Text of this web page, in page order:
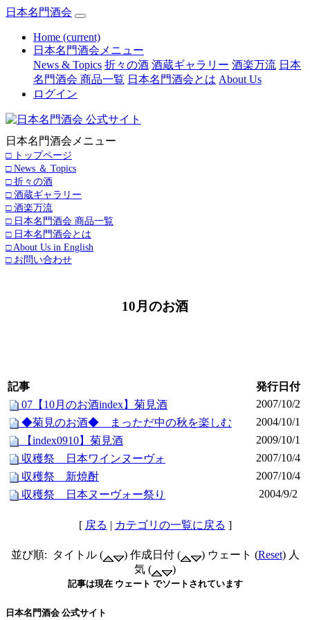
日本名門酒会
Home (current)
日本名門酒会メニュー
News & Topics 折々の酒 酒蔵ギャラリー 酒楽万流 日本
名門酒会 商品一覧 日本名門酒会とは About Us
ログイン
日本名門酒会メニュー
□ トップページ
□ News ＆ Topics
□ 折々の酒
□ 酒蔵ギャラリー
□ 酒楽万流
□ 日本名門酒会 商品一覧
□ 日本名門酒会とは
□ About Us in English
□ お問い合わせ
10月のお酒
記事
発行日付
07【10月のお酒index】菊見酒
2007/10/2
◆菊見のお酒◆ まっただ中の秋を楽しむ
2004/10/1
【index0910】菊見酒
2009/10/1
収穫祭 日本ワインヌーヴォ
2007/10/4
収穫祭 新焼酎
2007/10/4
収穫祭 日本ヌーヴォー祭り
2004/9/2
[ 戻る | カテゴリの一覧に戻る ]
並び順: タイトル ( ) 作成日付 ( ) ウェート (Reset) 人
気 (
)
記事は現在 ウェート でソートされています
日本名門酒会 公式サイト